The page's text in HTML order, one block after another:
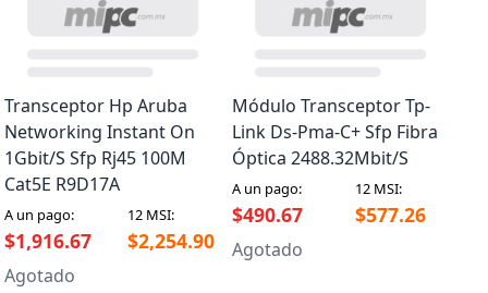
Transceptor Hp Aruba
Networking Instant On
1Gbit/S Sfp Rj45 100M
Cat5E R9D17A
A un pago: 12 MSI:
$1,916.67 $2,254.90
Agotado
Módulo Transceptor Tp-
Link Ds-Pma-C+ Sfp Fibra
Óptica 2488.32Mbit/S
A un pago: 12 MSI:
$490.67 $577.26
Agotado